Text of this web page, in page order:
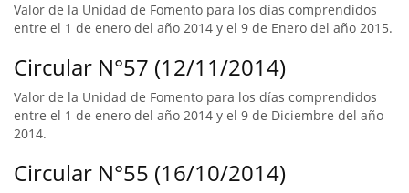
Valor de la Unidad de Fomento para los días comprendidos
entre el 1 de enero del año 2014 y el 9 de Enero del año 2015.
Circular N°57 (12/11/2014)
Valor de la Unidad de Fomento para los días comprendidos
entre el 1 de enero del año 2014 y el 9 de Diciembre del año
2014.
Circular N°55 (16/10/2014)